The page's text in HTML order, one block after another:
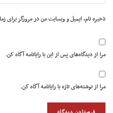
ذخیره نام، ایمیل و وبسایت من در مرورگر برای
مرا از دیدگاه‌های پس از این با رایانامه آگاه کن.
مرا از نوشته‌های تازه با رایانامه آگاه کن.